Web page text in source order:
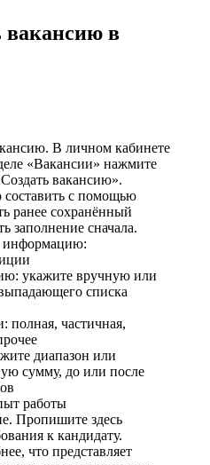
вакансию в
В личном кабинете
«Вакансии» нажмите
вакансию».
с помощью
ранее сохранённый
заполнение сначала.
информацию:
укажите вручную или
списка
полная, частичная,
диапазон или
сумму, до или после
работы
Пропишите здесь
к кандидату.
что представляет